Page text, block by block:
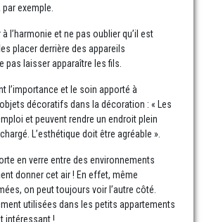
exemple.
l’harmonie et ne pas oublier qu’il est
placer derrière des appareils
pas laisser apparaître les fils.
l’importance et le soin apporté à
décoratifs dans la décoration : « Les
et peuvent rendre un endroit plein
L’esthétique doit être agréable ».
en verre entre des environnements
donner cet air ! En effet, même
on peut toujours voir l’autre côté.
utilisées dans les petits appartements
intéressant !